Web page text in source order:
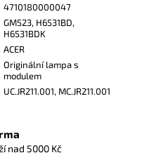
4710180000047
GM523, H6531BD,
H6531BDK
ACER
Originální lampa s
modulem
UC.JR211.001, MC.JR211.001
nad 5000 Kč